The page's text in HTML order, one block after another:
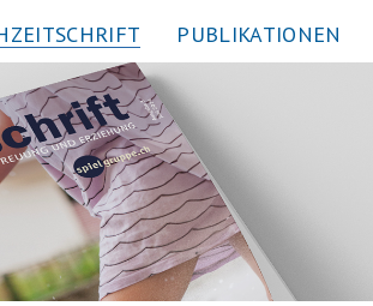
PUBLIKATIONEN